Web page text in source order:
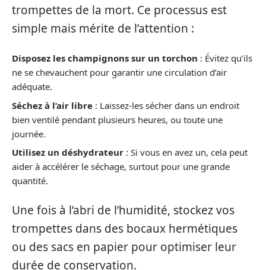
trompettes de la mort. Ce processus est
simple mais mérite de l’attention :
Disposez les champignons sur un torchon : Évitez qu’ils
ne se chevauchent pour garantir une circulation d’air
adéquate.
Séchez à l’air libre : Laissez-les sécher dans un endroit
bien ventilé pendant plusieurs heures, ou toute une
journée.
Utilisez un déshydrateur : Si vous en avez un, cela peut
aider à accélérer le séchage, surtout pour une grande
quantité.
Une fois à l’abri de l’humidité, stockez vos
trompettes dans des bocaux hermétiques
ou des sacs en papier pour optimiser leur
durée de conservation.